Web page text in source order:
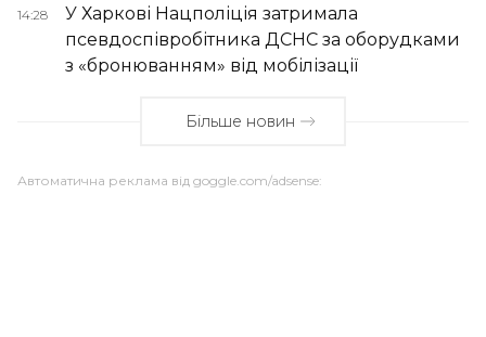
14:28
У Харкові Нацполіція затримала
псевдоспівробітника ДСНС за оборудками
з «бронюванням» від мобілізації
Більше новин
Автоматична реклама від goggle.com/adsense: